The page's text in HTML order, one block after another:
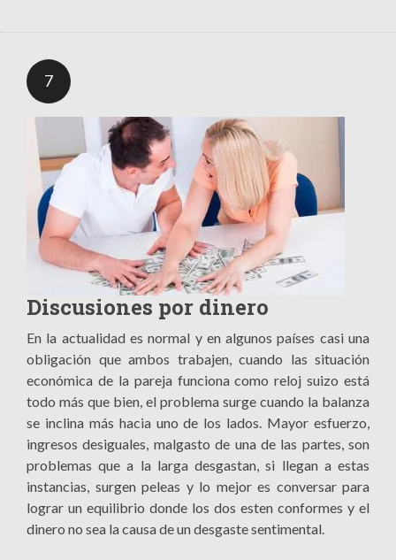
7
Discusiones por dinero
En la actualidad es normal y en algunos países casi una
obligación que ambos trabajen, cuando las situación
económica de la pareja funciona como reloj suizo está
todo más que bien, el problema surge cuando la balanza
se inclina más hacia uno de los lados. Mayor esfuerzo,
ingresos desiguales, malgasto de una de las partes, son
problemas que a la larga desgastan, si llegan a estas
instancias, surgen peleas y lo mejor es conversar para
lograr un equilibrio donde los dos esten conformes y el
dinero no sea la causa de un desgaste sentimental.